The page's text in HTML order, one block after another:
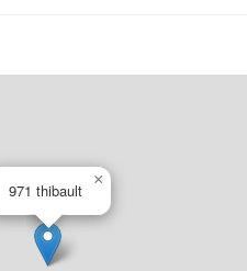
971 thibault
×